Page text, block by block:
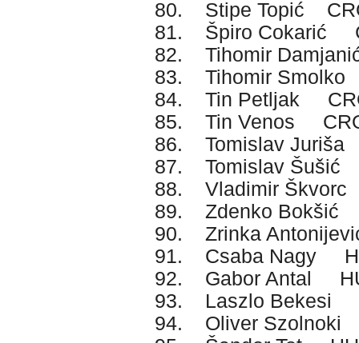
80. Stipe Topić
81. Špiro Cokarić
82. Tihomir
83. Tihomir
84. Tin Petljak
85. Tin Venos
86. Tomislav
87. Tomislav Šušić
88. Vladimir
89. Zdenko Bokšić
90. Zrinka
91. Csaba Nagy
92. Gabor Antal
93. Laszlo Bekesi
94. Oliver